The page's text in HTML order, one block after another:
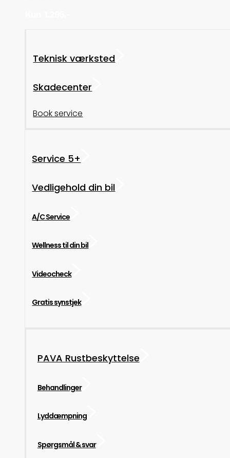
Teknisk værksted
Skadecenter
Book service
Service 5+
Vedligehold din bil
A/C Service
Wellness til din bil
Videocheck
Gratis synstjek
PAVA Rustbeskyttelse
Behandlinger
Lyddæmpning
Spørgsmål & svar